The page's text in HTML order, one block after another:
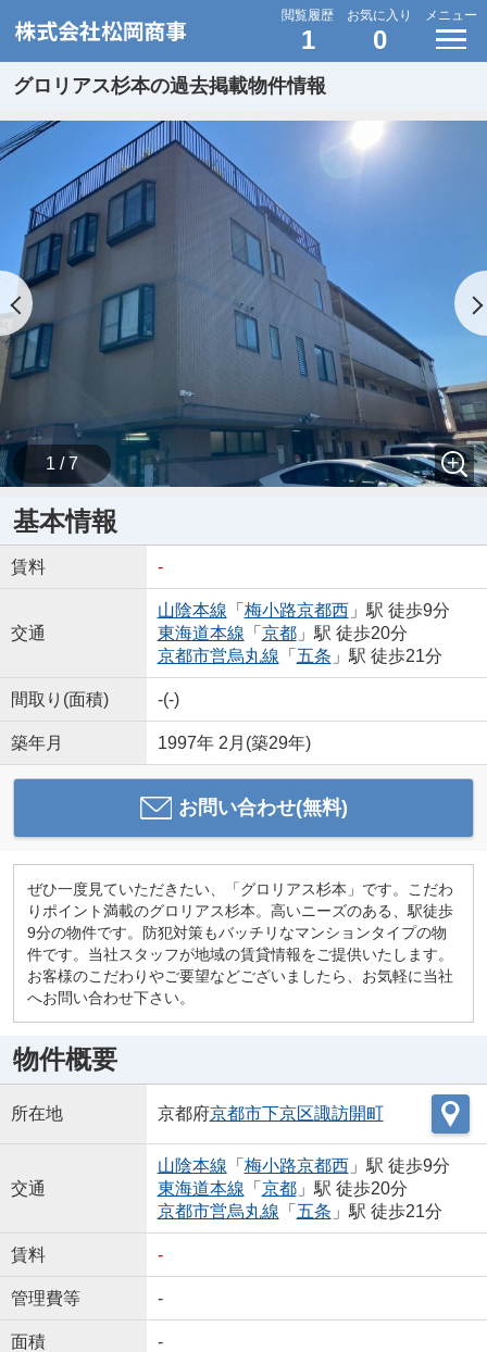
閲覧履歴
1
お気に入り
0
メニュー
グロリアス杉本の過去掲載物件情報
1 / 7
基本情報
賃料 -
交通
山陰本線 「 梅小路京都西」駅 徒歩9分
東海道本線 「 京都」駅 徒歩20分
京都市営烏丸線 「 五条 」駅 徒歩21分
間取り(面積) -(-)
築年月 1997年 2月(築29年)
お問い合わせ(無料)
ぜひ一度見ていただきたい、「グロリアス杉本」です。こだわ
りポイント満載のグロリアス杉本。高いニーズのある、駅徒歩
9分の物件です。防犯対策もバッチリなマンションタイプの物
件です。当社スタッフが地域の賃貸情報をご提供いたします。
お客様のこだわりやご要望などございましたら、お気軽に当社
へお問い合わせ下さい。
物件概要
所在地 京都府京都市下京区諏訪開町
交通
山陰本線 「 梅小路京都西」駅 徒歩9分
東海道本線 「 京都」駅 徒歩20分
京都市営烏丸線 「 五条 」駅 徒歩21分
賃料 -
管理費等 -
面積 -